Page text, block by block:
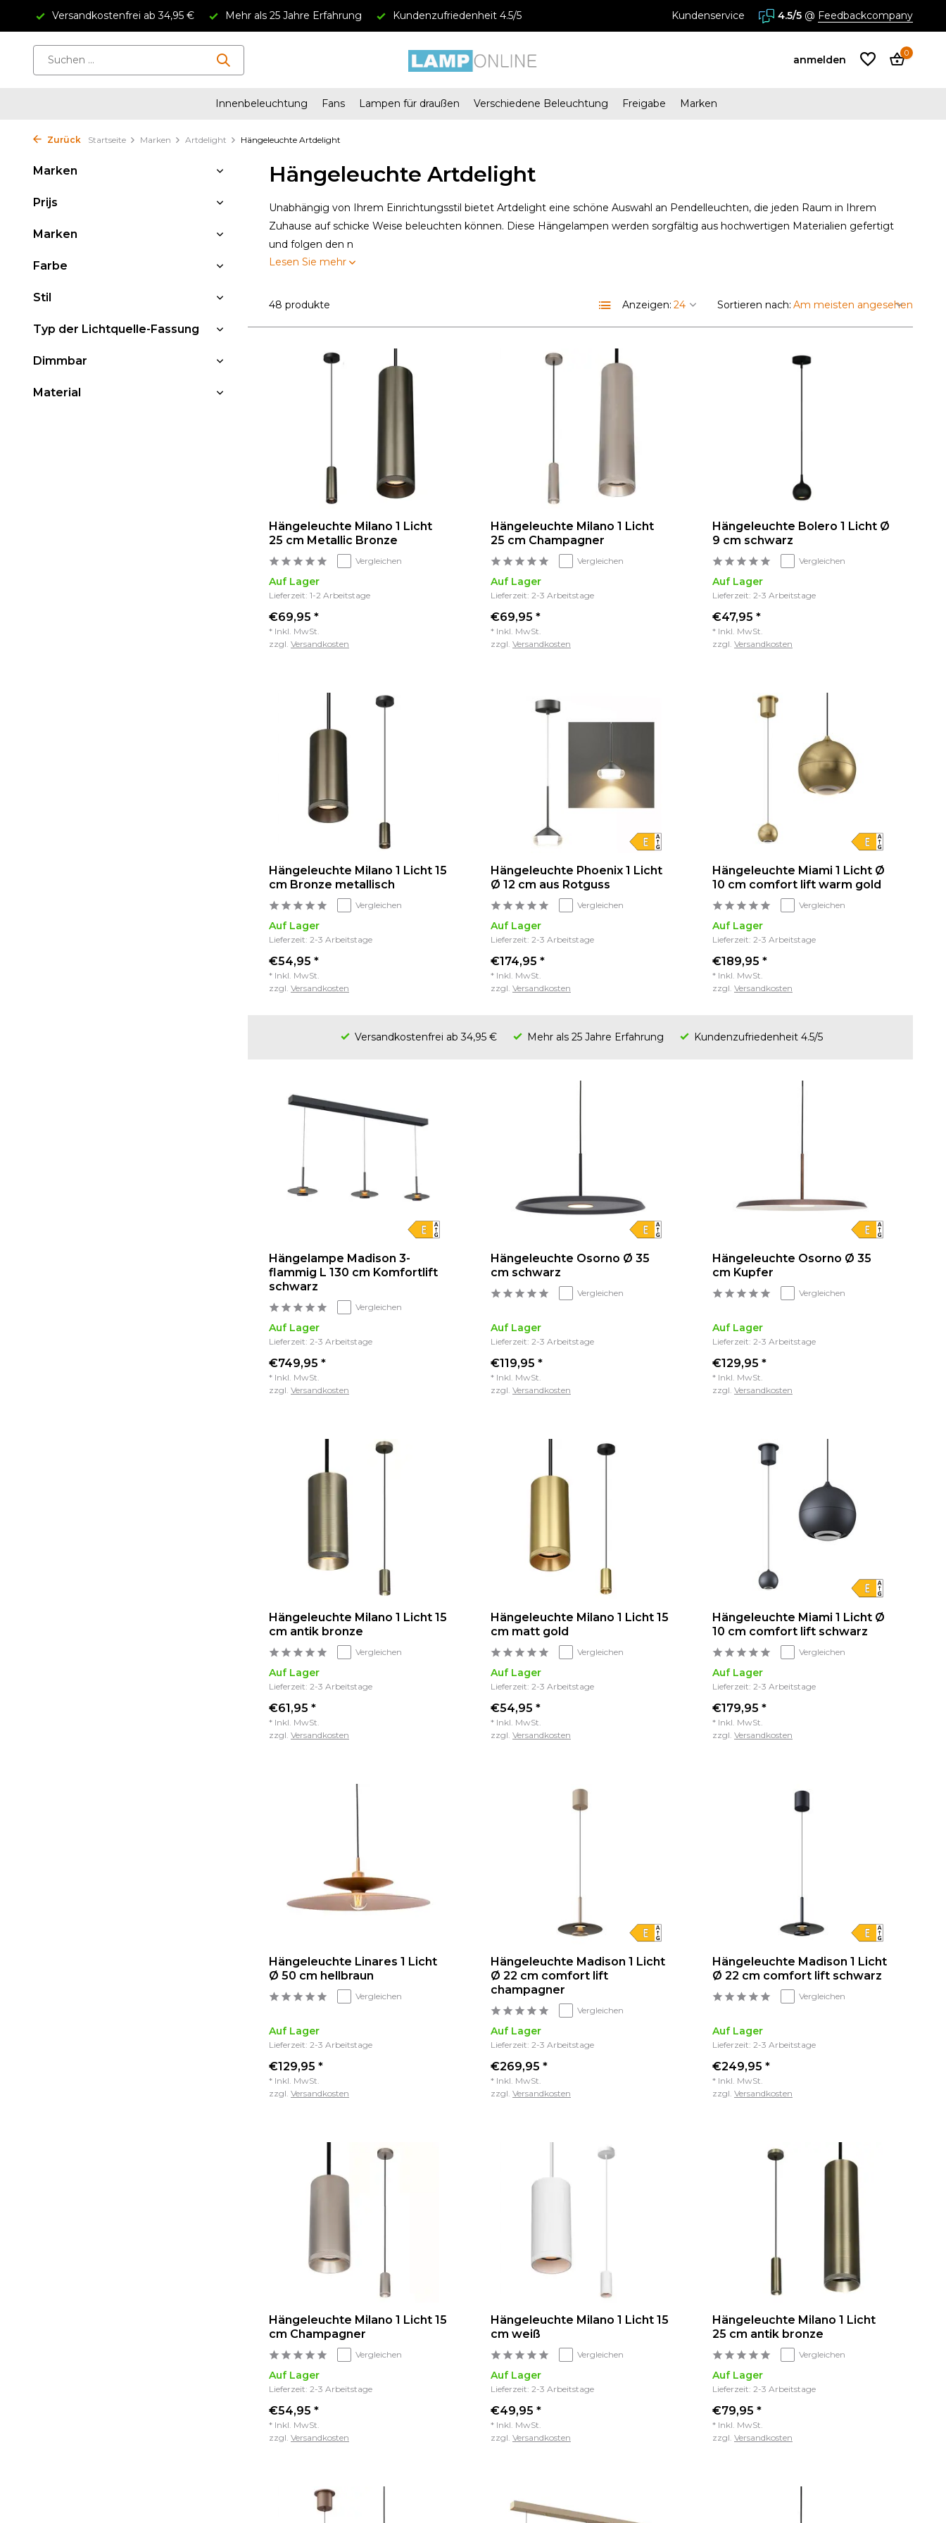
Versandkostenfrei ab 34,95 € Mehr als 25 Jahre Erfahrung Kundenzufriedenheit 4.5/5 Kundenservice 4.5/5 @ Feedbackcompany
anmelden
Benutzerkonto
anlegen
0
Innenbeleuchtung Fans Lampen für draußen Verschiedene Beleuchtung Freigabe Marken
Zurück Startseite Marken Artdelight Hängeleuchte Artdelight
Marken
Prijs
Marken
Farbe
Stil
Typ der Lichtquelle-Fassung
Dimmbar
Material
Hängeleuchte Artdelight
Unabhängig von Ihrem Einrichtungsstil bietet Artdelight eine schöne Auswahl an Pendelleuchten, die jeden Raum in Ihrem
Zuhause auf schicke Weise beleuchten können. Diese Hängelampen werden sorgfältig aus hochwertigen Materialien gefertigt
und folgen den n
Lesen Sie mehr
48 produkte Anzeigen: Sortieren nach:
Hängeleuchte Milano 1 Licht
25 cm Metallic Bronze
Vergleichen
Auf Lager
Lieferzeit: 1-2 Arbeitstage
€69,95 *
* Inkl. MwSt.
zzgl. Versandkosten
Hängeleuchte Milano 1 Licht
25 cm Champagner
Vergleichen
Auf Lager
Lieferzeit: 2-3 Arbeitstage
€69,95 *
* Inkl. MwSt.
zzgl. Versandkosten
Hängeleuchte Bolero 1 Licht Ø
9 cm schwarz
Vergleichen
Auf Lager
Lieferzeit: 2-3 Arbeitstage
€47,95 *
* Inkl. MwSt.
zzgl. Versandkosten
Hängeleuchte Milano 1 Licht 15
cm Bronze metallisch
Vergleichen
Auf Lager
Lieferzeit: 2-3 Arbeitstage
€54,95 *
* Inkl. MwSt.
zzgl. Versandkosten
Hängeleuchte Phoenix 1 Licht
Ø 12 cm aus Rotguss
Vergleichen
Auf Lager
Lieferzeit: 2-3 Arbeitstage
€174,95 *
* Inkl. MwSt.
zzgl. Versandkosten
Hängeleuchte Miami 1 Licht Ø
10 cm comfort lift warm gold
Vergleichen
Auf Lager
Lieferzeit: 2-3 Arbeitstage
€189,95 *
* Inkl. MwSt.
zzgl. Versandkosten
Versandkostenfrei ab 34,95 € Mehr als 25 Jahre Erfahrung Kundenzufriedenheit 4.5/5
Hängelampe Madison 3-
flammig L 130 cm Komfortlift
schwarz
Vergleichen
Auf Lager
Lieferzeit: 2-3 Arbeitstage
€749,95 *
* Inkl. MwSt.
zzgl. Versandkosten
Hängeleuchte Osorno Ø 35
cm schwarz
Vergleichen
Auf Lager
Lieferzeit: 2-3 Arbeitstage
€119,95 *
* Inkl. MwSt.
zzgl. Versandkosten
Hängeleuchte Osorno Ø 35
cm Kupfer
Vergleichen
Auf Lager
Lieferzeit: 2-3 Arbeitstage
€129,95 *
* Inkl. MwSt.
zzgl. Versandkosten
Hängeleuchte Milano 1 Licht 15
cm antik bronze
Vergleichen
Auf Lager
Lieferzeit: 2-3 Arbeitstage
€61,95 *
* Inkl. MwSt.
zzgl. Versandkosten
Hängeleuchte Milano 1 Licht 15
cm matt gold
Vergleichen
Auf Lager
Lieferzeit: 2-3 Arbeitstage
€54,95 *
* Inkl. MwSt.
zzgl. Versandkosten
Hängeleuchte Miami 1 Licht Ø
10 cm comfort lift schwarz
Vergleichen
Auf Lager
Lieferzeit: 2-3 Arbeitstage
€179,95 *
* Inkl. MwSt.
zzgl. Versandkosten
Hängeleuchte Linares 1 Licht
Ø 50 cm hellbraun
Vergleichen
Auf Lager
Lieferzeit: 2-3 Arbeitstage
€129,95 *
* Inkl. MwSt.
zzgl. Versandkosten
Hängeleuchte Madison 1 Licht
Ø 22 cm comfort lift
champagner
Vergleichen
Auf Lager
Lieferzeit: 2-3 Arbeitstage
€269,95 *
* Inkl. MwSt.
zzgl. Versandkosten
Hängeleuchte Madison 1 Licht
Ø 22 cm comfort lift schwarz
Vergleichen
Auf Lager
Lieferzeit: 2-3 Arbeitstage
€249,95 *
* Inkl. MwSt.
zzgl. Versandkosten
Hängeleuchte Milano 1 Licht 15
cm Champagner
Vergleichen
Auf Lager
Lieferzeit: 2-3 Arbeitstage
€54,95 *
* Inkl. MwSt.
zzgl. Versandkosten
Hängeleuchte Milano 1 Licht 15
cm weiß
Vergleichen
Auf Lager
Lieferzeit: 2-3 Arbeitstage
€49,95 *
* Inkl. MwSt.
zzgl. Versandkosten
Hängeleuchte Milano 1 Licht
25 cm antik bronze
Vergleichen
Auf Lager
Lieferzeit: 2-3 Arbeitstage
€79,95 *
* Inkl. MwSt.
zzgl. Versandkosten